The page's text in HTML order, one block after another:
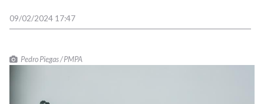
09/02/2024 17:47
Pedro Piegas / PMPA